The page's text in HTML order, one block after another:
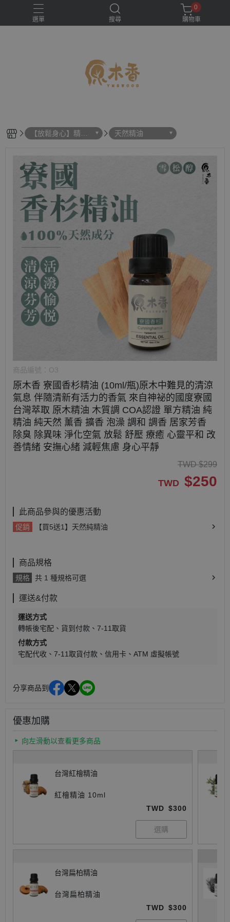
選單 搜尋
0
購物車
【放鬆身心】精
油、擴香機
天然精油
商品編號： O3
原木香 寮國香杉精油 (10ml/瓶)原木中難見的清涼
氣息 伴隨清新有活力的香氣 來自神祕的國度寮國
台灣萃取 原木精油 木質調 COA認證 單方精油 純
精油 純天然 薰香 擴香 泡澡 調和 調香 居家芳香
除臭 除異味 淨化空氣 放鬆 舒壓 療癒 心靈平和 改
善情緒 安撫心緒 減輕焦慮 身心平靜
TWD $299
TWD $250
此商品參與的優惠活動
促銷 【買5送1】天然純精油
商品規格
規格 共 1 種規格可選
運送&付款
運送方式
轉帳後宅配
貨到付款
7-11取貨
付款方式
宅配代收
7-11取貨付款 信用卡 ATM 虛擬帳號
分享商品到
優惠加購
向左滑動以查看更多商品
台灣紅檜精油
紅檜精油 10ml
TWD $300
台灣扁柏精油
台灣扁柏精油
TWD $300